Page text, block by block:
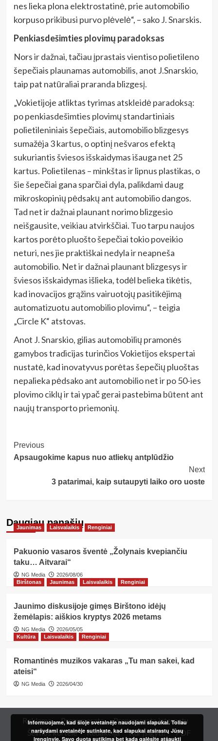
nes lieka plona elektrostatinė, prie automobilio
korpuso prikibusi purvo plėvelė“, – sako J. Snarskis.
Penkiasdešimties plovimų paradoksas
Nors ir dažnai, tačiau įprastais vientiso polietileno
šepečiais plaunamas automobilis, anot J.Snarskio,
taip pat natūraliai praranda blizgesį.
„Vokietijoje atliktas tyrimas atskleidė paradoksą:
po penkiasdešimties plovimų standartiniais
polietileniniais šepečiais, automobilio blizgesys
sumažėja 3 kartus, o optinį nešvaros efektą
sukuriantis šviesos išskaidymas išauga net 25
kartus. Polietilenas – minkštas ir lipnus plastikas, o
šie šepečiai gana sparčiai dyla, palikdami daug
mikroskopinių pėdsakų ant automobilio dangos.
Tad net ir dažnai plaunant norimo blizgesio
neišgausite, veikiau atvirkščiai. Tuo tarpu naujos
kartos porėto pluošto šepečiai tokio poveikio
neturi, nes jie praktiškai nedyla ir neapneša
automobilio. Net ir dažnai plaunant blizgesys ir
šviesos išskaidymas išlieka, todėl belieka tikėtis,
kad inovacijos grąžins vairuotojų pasitikėjimą
automatizuotu automobilio plovimu“, – teigia
„Circle K“ atstovas.
Anot J. Snarskio, gilias automobilių pramonės
gamybos tradicijas turinčios Vokietijos ekspertai
nustatė, kad inovatyvus porėtas šepečių pluoštas
nepalieka pėdsako ant automobilio net ir po 50-ies
plovimo ciklų ir tai ypač gerai pastebima būtent ant
naujų transporto priemonių.
Post
Navigation
Previous
Apsaugokime kapus nuo atliekų antplūdžio
Next
3 patarimai, kaip sutaupyti laiko oro uoste
Daugiau panašių…
Jaunimas Laisvalaikis Renginiai
Pakuonio vasaros šventė „Žolynais kvepiančiu
taku… Aitvarai“
NG Media
2026/08/06
Birštonas
Jaunimas Laisvalaikis Renginiai
Jaunimo diskusijoje gimęs Birštono idėjų
žemėlapis: aiškios kryptys 2026 metams
NG Media
2026/05/05
Kultūra
Laisvalaikis Renginiai
Romantinės muzikos vakaras „Tu man sakei, kad
ateisi“
NG Media 2026/04/30
Reklama Prenumerata
Prenumerata internetu
Šeimos kortelė
Redakcija Kur įsigyti? PDF
Informuojame, kad šioje svetainėje naudojami slapukai. Toliau
naršydami svetainėje sutinkate, kad slapukai atsirastų Jūsų
įrenginyje. Savo duotą sutikimą bet kada galėsite atšaukti